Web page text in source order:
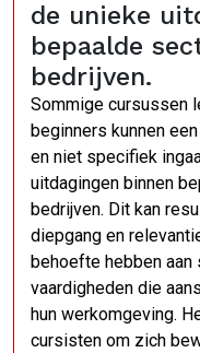
de unieke
bepaalde
bedrijven.
Sommige cursussen
beginners kunnen
en niet specifiek
uitdagingen binnen
bedrijven. Dit kan
diepgang en
behoefte hebben
vaardigheden die
hun werkomgeving.
cursisten om zich